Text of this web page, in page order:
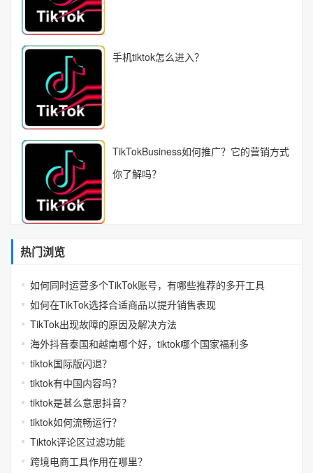
手机tiktok怎么进入？
TikTokBusiness如何推广？它的营销方式
你了解吗？
热门浏览
如何同时运营多个TikTok账号，有哪些推荐的多开工具
如何在TikTok选择合适商品以提升销售表现
TikTok出现故障的原因及解决方法
海外抖音泰国和越南哪个好，tiktok哪个国家福利多
tiktok国际版闪退？
tiktok有中国内容吗？
tiktok是甚么意思抖音？
tiktok如何流畅运行？
Tiktok评论区过滤功能
跨境电商工具作用在哪里？